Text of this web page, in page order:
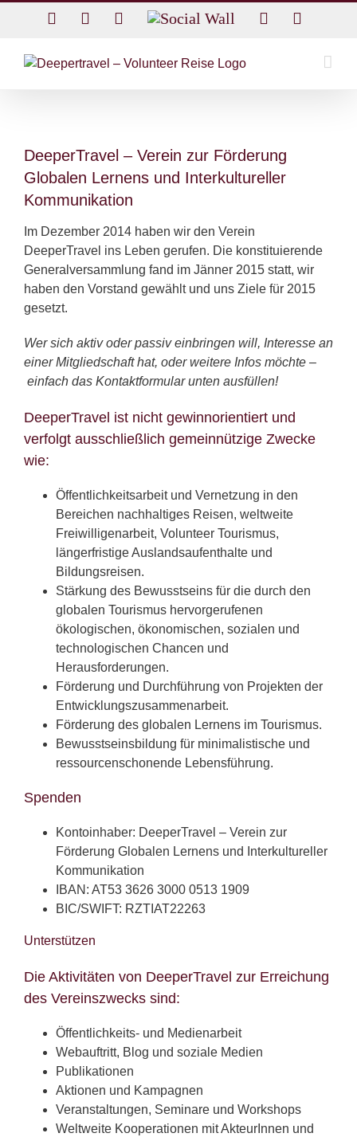
Facebook
Twitter Instagram
Social
DeeperTravel – Verein zur Förderung
Globalen Lernens und Interkultureller
Kommunikation
Im Dezember 2014 haben wir den Verein
DeeperTravel ins Leben gerufen. Die konstituierende
Generalversammlung fand im Jänner 2015 statt, wir
haben den Vorstand gewählt und uns Ziele für 2015
gesetzt.
Wer sich aktiv oder passiv einbringen will, Interesse an
einer Mitgliedschaft hat, oder weitere Infos möchte –
einfach das Kontaktformular unten ausfüllen!
DeeperTravel ist nicht gewinnorientiert und
verfolgt ausschließlich gemeinnützige Zwecke
wie:
Öffentlichkeitsarbeit und Vernetzung in den
Bereichen nachhaltiges Reisen, weltweite
Freiwilligenarbeit, Volunteer Tourismus,
längerfristige Auslandsaufenthalte und
Bildungsreisen.
Stärkung des Bewusstseins für die durch den
globalen Tourismus hervorgerufenen
ökologischen, ökonomischen, sozialen und
technologischen Chancen und
Herausforderungen.
Förderung und Durchführung von Projekten der
Entwicklungszusammenarbeit.
Förderung des globalen Lernens im Tourismus.
Bewusstseinsbildung für minimalistische und
ressourcenschonende Lebensführung.
Spenden
Kontoinhaber: DeeperTravel – Verein zur
Förderung Globalen Lernens und Interkultureller
Kommunikation
IBAN: AT53 3626 3000 0513 1909
BIC/SWIFT: RZTIAT22263
Unterstützen
Die Aktivitäten von DeeperTravel zur Erreichung
des Vereinszwecks sind:
Öffentlichkeits- und Medienarbeit
Webauftritt, Blog und soziale Medien
Publikationen
Aktionen und Kampagnen
Veranstaltungen, Seminare und Workshops
Weltweite Kooperationen mit AkteurInnen und